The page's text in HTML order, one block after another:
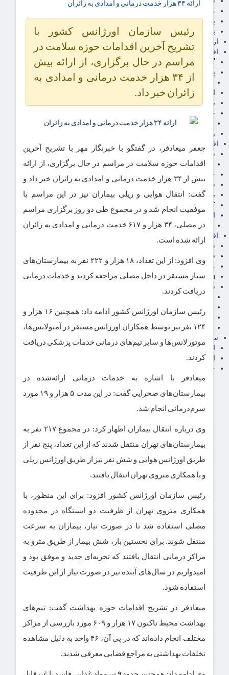
مالیات
یارانه و معیشت مردم
برق، آب و انرژی
ارز دیجیتال
اقتصاد اجتماعی
گردشگری
پزشکی، سلامت و زیبایی
ایران مدلب
اجتماعی
بازنشستگان
حقوق و قضایی
دفتر وکیل
ورزشی
اقتصاد شهری و روستایی
شهر و مسکن و عمران
گسترش ساختمان
حمل و نقل
شهرک های صنعتی
صنایع غذایی
کشاورزی و دامداری
اخبار استان ها
استان تهران
اقتصاد بین الملل
سیاسی
فارکس
مناطق آزاد تجاری
24intermedia
سایر اخبار اقتصادی
عمومی و سرگرمی
آگهی رسمی و مزایده
آکادمی آموزش اقتصادی
سایر رسانه ها
اقتصاد فارسی
اقتصاد آفرین
خرید انواع دیزل ژنراتور
ارائه ۳۴ هزار خدمت درمانی و امدادی به زائران
رئیس سازمان اورژانس کشور با
تشریح آخرین اقدامات حوزه سلامت در
مراسم در حال برگزاری، از ارائه بیش
از ۳۴ هزار خدمت درمانی و امدادی به
زائران خبر داد.
جعفر میعادفر، در گفتگو با خبرنگار مهر با تشریح آخرین
اقدامات حوزه سلامت در مراسم در حال برگزاری، از ارائه
بیش از ۳۴ هزار خدمت درمانی و امدادی به زائران خبر داد و
گفت: انتقال هوایی و ریلی بیماران نیز در این مراسم با
موفقیت انجام شد و در مجموع طی دو روز برگزاری مراسم
در مصلی، ۳۴ هزار و ۶۱۷ خدمت درمانی و امدادی به زائران
ارائه شده است.
وی افزود: از این تعداد، ۱۸ هزار و ۲۲۲ نفر به بیمارستان‌های
سیار مستقر در داخل مصلی مراجعه کردند و خدمات درمانی
دریافت کردند.
رئیس سازمان اورژانس کشور ادامه داد: همچنین ۱۶ هزار و
۱۲۴ نفر نیز توسط همکاران اورژانس مستقر در آمبولانس‌ها،
موتورلانس‌ها و سایر تیم‌های درمانی خدمات پزشکی دریافت
کردند.
میعادفر با اشاره به خدمات درمانی ارائه‌شده در
بیمارستان‌های صحرایی گفت: در این مدت ۵ هزار و ۱۹ مورد
سرم‌درمانی انجام شد.
وی درباره انتقال بیماران اظهار کرد: در مجموع ۲۱۷ نفر به
بیمارستان‌های تهران منتقل شدند که از این تعداد، پنج نفر از
طریق اورژانس هوایی و شش نفر نیز از طریق اورژانس ریلی
و با همکاری متروی تهران انتقال یافتند.
رئیس سازمان اورژانس کشور افزود: برای این منظور، با
همکاری متروی تهران از ظرفیت دو ایستگاه در محدوده
مصلی استفاده شد تا در صورت نیاز، بیماران به سرعت
منتقل شوند. برای نخستین بار، شش بیمار از طریق مترو به
مراکز درمانی انتقال یافتند که تجربه‌ای جدید و موفق بود و
امیدواریم در سال‌های آینده نیز در صورت نیاز از این ظرفیت
استفاده شود.
میعادفر در تشریح اقدامات حوزه بهداشت گفت: تیم‌های
بهداشت محیط تاکنون ۱۷ هزار و ۶۰۹ مورد بازرسی از مراکز
مختلف انجام داده‌اند که در پی آن، ۴۶ واحد به دلیل مشاهده
تخلفات بهداشتی به مراجع قضایی معرفی شدند.